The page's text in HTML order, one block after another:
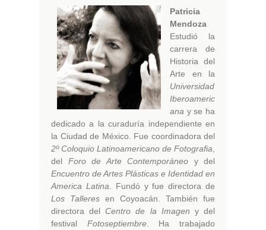
Patricia
Mendoza
Estudió la
carrera de
Historia del
Arte en la
Universidad
Iberoameric
ana y se ha
dedicado a la curaduría independiente en
la Ciudad de México. Fue coordinadora del
2º Coloquio Latinoamericano de Fotografia
del Foro de Arte Contemporáneo y del
Encuentro de Artes Plásticas e Identidad en
America Latina . Fundó y fue directora de
Los Talleres en Coyoacán. También fue
directora delCentro de la Imagen y del
festival Fotoseptiembre. Ha trabajado